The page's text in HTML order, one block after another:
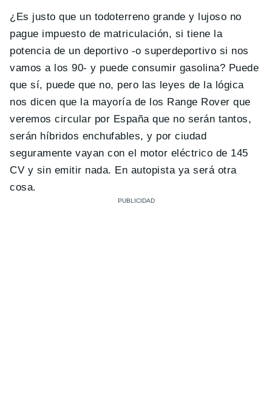
¿Es justo que un todoterreno grande y lujoso no
pague impuesto de matriculación, si tiene la
potencia de un deportivo -o superdeportivo si nos
vamos a los 90- y puede consumir gasolina? Puede
que sí, puede que no, pero las leyes de la lógica
nos dicen que la mayoría de los Range Rover que
veremos circular por España que no serán tantos,
serán híbridos enchufables, y por ciudad
seguramente vayan con el motor eléctrico de 145
CV y sin emitir nada. En autopista ya será otra
cosa.